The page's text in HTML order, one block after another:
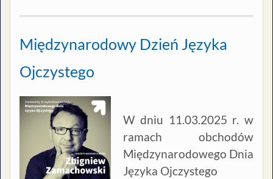
Międzynarodowy Dzień Języka
Ojczystego
W dniu 11.03.2025 r. w
ramach obchodów
Międzynarodowego Dnia
Języka Ojczystego